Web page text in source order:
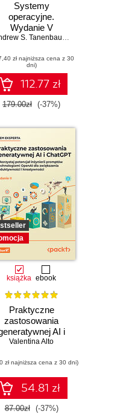
,Upom Malik,Benjamin Johnston
Systemy
operacyjne.
Wydanie V
Andrew S. Tanenbaum,
zł najniższa cena z 30
dni)
112.77 zł
179.00zł (-37%)
książka ebook
Praktyczne
zastosowania
AI i
ChatGPT.
inżynierii
promptów z
technologiami
OpenAI dla
zwiększenia
Valentina Alto
zł najniższa cena z 30 dni)
54.81 zł
87.00zł (-37%)